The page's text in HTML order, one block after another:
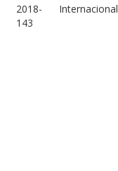
2018-
143
Internacional